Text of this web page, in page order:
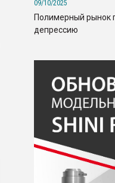
09/10/2025
Полимерный рынок
депрессию